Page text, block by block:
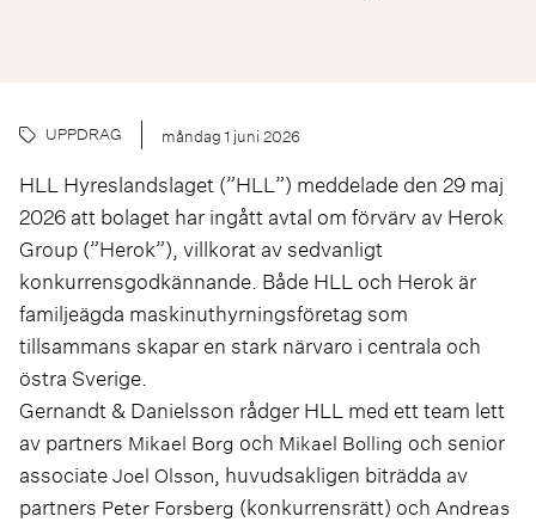
UPPDRAG måndag 1 juni 2026
HLL Hyreslandslaget (”HLL”) meddelade den 29 maj
2026 att bolaget har ingått avtal om förvärv av Herok
Group (”Herok”), villkorat av sedvanligt
konkurrensgodkännande. Både HLL och Herok är
familjeägda maskinuthyrningsföretag som
tillsammans skapar en stark närvaro i centrala och
östra Sverige.
Gernandt & Danielsson rådger HLL med ett team lett
av partners Mikael Borg och Mikael Bolling och senior
associateJoel Olsson, huvudsakligen biträdda av
partners Peter Forsberg (konkurrensrätt) och Andreas